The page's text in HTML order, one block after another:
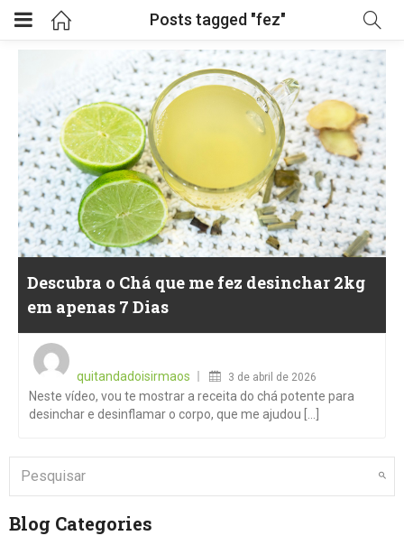
Posts tagged "fez"
Descubra o Chá que me fez desinchar 2kg
em apenas 7 Dias
quitandadoisirmaos
3 de abril de 2026
Neste vídeo, vou te mostrar a receita do chá potente para
desinchar e desinflamar o corpo, que me ajudou [...]
Blog Categories